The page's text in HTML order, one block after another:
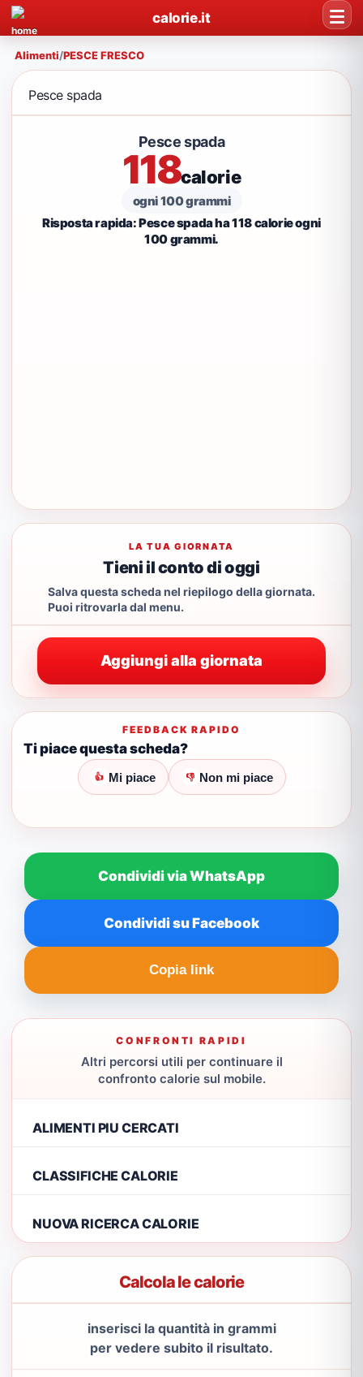
calorie.it
Alimenti/PESCE FRESCO
Pesce spada
Pesce spada
118calorie
ogni 100 grammi
Risposta rapida: Pesce spada ha 118 calorie ogni
100 grammi.
LA TUA GIORNATA
Tieni il conto di oggi
Salva questa scheda nel riepilogo della giornata.
Puoi ritrovarla dal menu.
Aggiungi alla giornata
FEEDBACK RAPIDO
Ti piace questa scheda?
👍 Mi piace 👎 Non mi piace
Condividi via WhatsApp
Condividi su Facebook
Copia link
CONFRONTI RAPIDI
Altri percorsi utili per continuare il
confronto calorie sul mobile.
ALIMENTI PIU CERCATI
CLASSIFICHE CALORIE
NUOVA RICERCA CALORIE
Calcola le calorie
inserisci la quantità in grammi
per vedere subito il risultato.